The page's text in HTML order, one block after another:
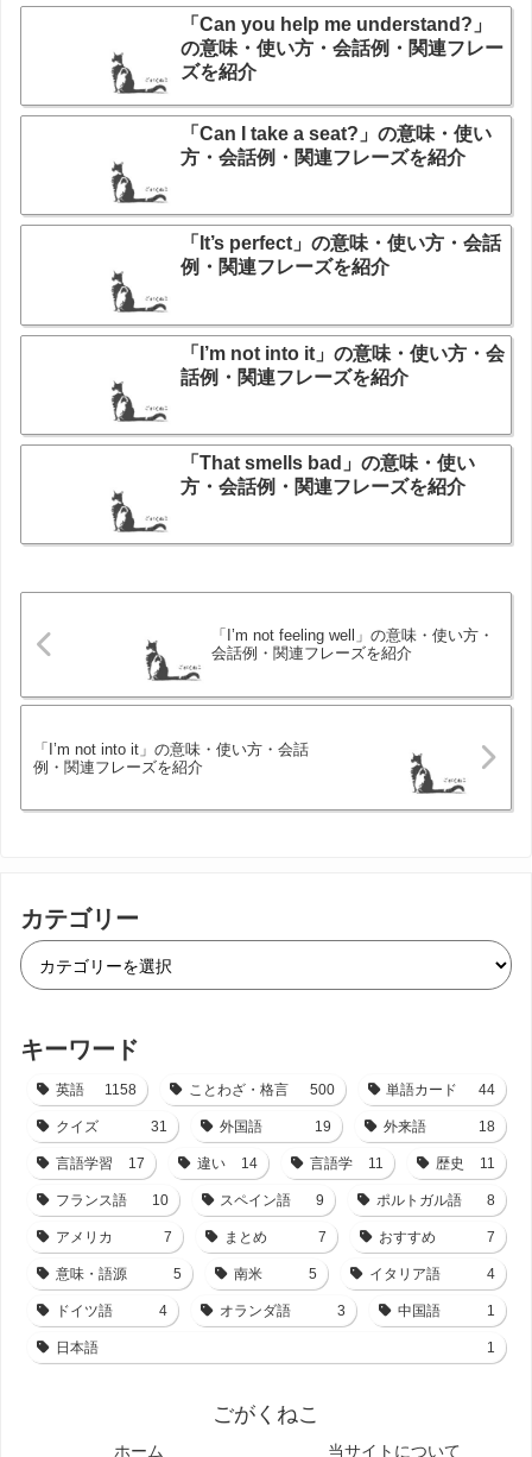
「Can you help me understand?」
の意味・使い方・会話例・関連フレー
ズを紹介
「Can I take a seat?」の意味・使い
方・会話例・関連フレーズを紹介
「It’s perfect」の意味・使い方・会話
例・関連フレーズを紹介
「I’m not into it」の意味・使い方・会
話例・関連フレーズを紹介
「That smells bad」の意味・使い
方・会話例・関連フレーズを紹介
「I’m not feeling well」の意味・使い方・
会話例・関連フレーズを紹介
「I’m not into it」の意味・使い方・会話
例・関連フレーズを紹介
カテゴリー
キーワード
英語 1158 ことわざ・格言 500 単語カード 44
クイズ 31 外国語 19 外来語 18
言語学習 17 違い 14 言語学 11 歴史 11
フランス語 10 スペイン語 9 ポルトガル語 8
アメリカ 7 まとめ 7 おすすめ 7
意味・語源 5 南米 5 イタリア語 4
ドイツ語 4 オランダ語 3 中国語 1
日本語 1
ごがくねこ
ホーム 当サイトについて